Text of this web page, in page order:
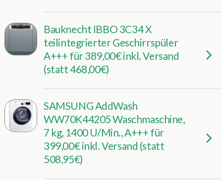
Bauknecht IBBO 3C34 X
teilintegrierter Geschirrspüler
A+++ für 389,00€ inkl. Versand
(statt 468,00€)
SAMSUNG AddWash
WW70K44205 Waschmaschine,
7 kg, 1400 U/Min., A+++ für
399,00€ inkl. Versand (statt
508,95€)